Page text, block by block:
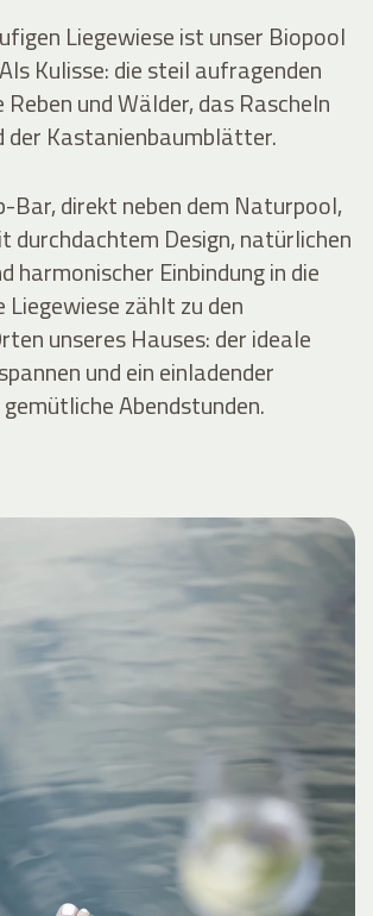
Liegewiese ist unser Biopool
Kulisse: die steil aufragenden
Reben und Wälder, das Rascheln
der Kastanienbaumblätter.
Bar, direkt neben dem Naturpool,
durchdachtem Design, natürlichen
harmonischer Einbindung in die
Liegewiese zählt zu den
unseres Hauses: der ideale
und ein einladender
Abendstunden.